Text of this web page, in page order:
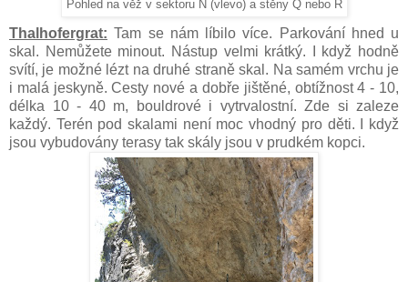
Pohled na věž v sektoru N (vlevo) a stěny Q nebo R
Thalhofergrat: Tam se nám líbilo více. Parkování hned u
skal. Nemůžete minout. Nástup velmi krátký. I když hodně
svítí, je možné lézt na druhé straně skal. Na samém vrchu je
i malá jeskyně. Cesty nové a dobře jištěné, obtížnost 4 - 10,
délka 10 - 40 m, bouldrové i vytrvalostní. Zde si zaleze
každý. Terén pod skalami není moc vhodný pro děti. I když
jsou vybudovány terasy tak skály jsou v prudkém kopci.